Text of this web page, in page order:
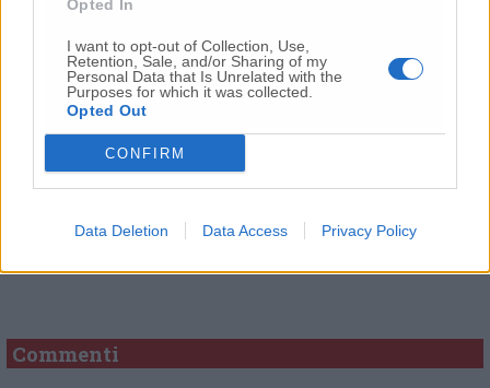
Opted In
I want to opt-out of Collection, Use,
Retention, Sale, and/or Sharing of my
Personal Data that Is Unrelated with the
Purposes for which it was collected.
Opted Out
CONFIRM
Data Deletion Data Access Privacy Policy
Fabbri.
© RIPRODUZIONE RISERVATA
Vai alla home
Commenti